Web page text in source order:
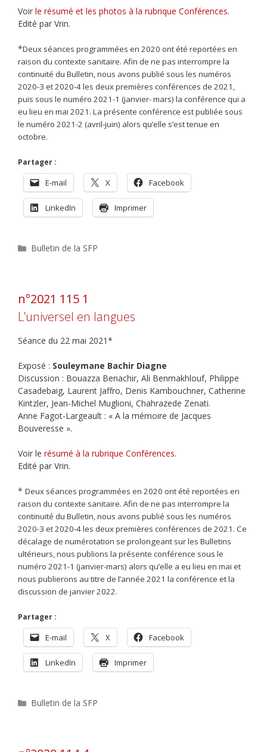
Voir le résumé et les photos à la rubrique Conférences.
Edité par Vrin.
*Deux séances programmées en 2020 ont été reportées en
raison du contexte sanitaire. Afin de ne pas interrompre la
continuité du Bulletin, nous avons publié sous les numéros
2020-3 et 2020-4 les deux premières conférences de 2021,
puis sous le numéro 2021-1 (janvier- mars) la conférence qui a
eu lieu en mai 2021. La présente conférence est publiée sous
le numéro 2021-2 (avril-juin) alors qu’elle s’est tenue en
octobre.
Partager :
E-mail X Facebook
LinkedIn Imprimer
Catégories
Bulletin de la SFP
n°2021 115 1
L’universel en langues
Séance du 22 mai 2021*
Exposé : Souleymane Bachir Diagne
Discussion : Bouazza Benachir, Ali Benmakhlouf, Philippe
Casadebaig, Laurent Jaffro, Denis Kambouchner, Catherine
Kintzler, Jean-Michel Muglioni, Chahrazede Zenati.
Anne Fagot-Largeault : « A la mémoire de Jacques
Bouveresse ».
Voir le résumé à la rubrique Conférences.
Edité par Vrin.
* Deux séances programmées en 2020 ontété reportées en
raison du contexte sanitaire. Afin de ne pas interrompre la
continuité du Bulletin, nous avons publié sous les numéros
2020-3 et 2020-4 les deux premières conférences de 2021. Ce
décalage de numérotation se prolongeant sur les Bulletins
ultérieurs, nous publions la présente conférence sous le
numéro 2021-1 (janvier-mars) alors qu’elle a eu lieu en mai et
nous publierons au titre de l’année 2021 la conférence etla
discussion de janvier 2022.
Partager :
E-mail X Facebook
LinkedIn Imprimer
Catégories
Bulletin de la SFP